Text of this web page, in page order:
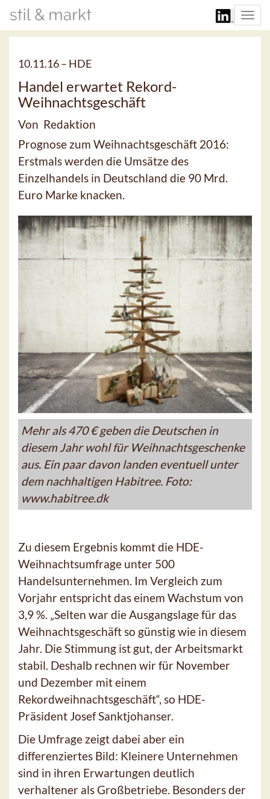
10.11.16 – HDE
Handel erwartet Rekord-
Weihnachtsgeschäft
Von Redaktion
Prognose zum Weihnachtsgeschäft 2016:
Erstmals werden die Umsätze des
Einzelhandels in Deutschland die 90 Mrd.
Euro Marke knacken.
Mehr als 470 € geben die Deutschen in
diesem Jahr wohl für Weihnachtsgeschenke
aus. Ein paar davon landen eventuell unter
dem nachhaltigen Habitree. Foto:
www.habitree.dk
Zu diesem Ergebnis kommt die HDE-
Weihnachtsumfrage unter 500
Handelsunternehmen. Im Vergleich zum
Vorjahr entspricht das einem Wachstum von
3,9 %. „Selten war die Ausgangslage für das
Weihnachtsgeschäft so günstig wie in diesem
Jahr. Die Stimmung ist gut, der Arbeitsmarkt
stabil. Deshalb rechnen wir für November
und Dezember mit einem
Rekordweihnachtsgeschäft“, so HDE-
Präsident Josef Sanktjohanser.
Die Umfrage zeigt dabei aber ein
differenziertes Bild: Kleinere Unternehmen
sind in ihren Erwartungen deutlich
verhaltener als Großbetriebe. Besonders der